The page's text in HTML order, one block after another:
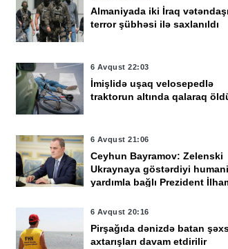
Almaniyada iki İraq vətəndaşı
terror şübhəsi ilə saxlanıldı
6 Avqust 22:03
İmişlidə uşaq velosepedlə
traktorun altında qalaraq
6 Avqust 21:06
Ceyhun Bayramov: Zelenski
Ukraynaya göstərdiyi
yardımla bağlı Prezident
6 Avqust 20:16
Pirşağıda dənizdə batan
axtarışları davam etdirilir